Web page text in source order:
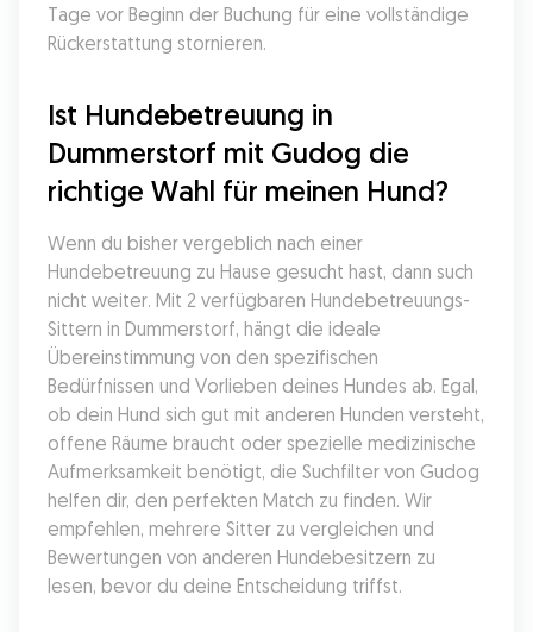
Tage vor Beginn der Buchung für eine vollständige
Rückerstattung stornieren.
Ist Hundebetreuung in
Dummerstorf mit Gudog die
richtige Wahl für meinen Hund?
Wenn du bisher vergeblich nach einer
Hundebetreuung zu Hause gesucht hast, dann such
nicht weiter. Mit 2 verfügbaren Hundebetreuungs-
Sittern in Dummerstorf, hängt die ideale
Übereinstimmung von den spezifischen
Bedürfnissen und Vorlieben deines Hundes ab. Egal,
ob dein Hund sich gut mit anderen Hunden versteht,
offene Räume braucht oder spezielle medizinische
Aufmerksamkeit benötigt, die Suchfilter von Gudog
helfen dir, den perfekten Match zu finden. Wir
empfehlen, mehrere Sitter zu vergleichen und
Bewertungen von anderen Hundebesitzern zu
lesen, bevor du deine Entscheidung triffst.